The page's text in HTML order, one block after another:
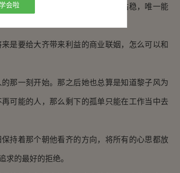
，也因为身世的复杂而不能快速站稳，唯一能
要给大齐带来利益的商业联姻，怎么可以和
一刻开始。那之后她也总算是知道黎子风为
可能的人，那么剩下的孤单只能在工作当中去
着那个朝他看齐的方向，将所有的心思都放
求的最好的拒绝。
会啦